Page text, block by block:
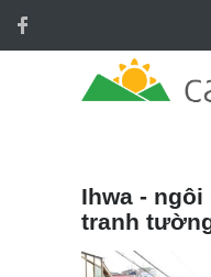
Ihwa - ngôi
tranh